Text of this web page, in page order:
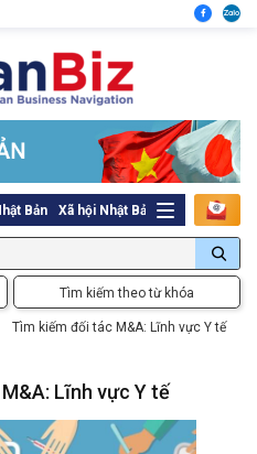
Bản Xã hội Nhật Bản Thủ tục pháp
Tìm kiếm theo từ khóa
Tìm kiếm đối tác M&A: Lĩnh vực Y tế
Lĩnh vực Y tế